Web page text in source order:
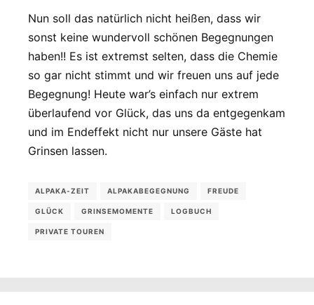
Nun soll das natürlich nicht heißen, dass wir
sonst keine wundervoll schönen Begegnungen
haben!! Es ist extremst selten, dass die Chemie
so gar nicht stimmt und wir freuen uns auf jede
Begegnung! Heute war’s einfach nur extrem
überlaufend vor Glück, das uns da entgegenkam
und im Endeffekt nicht nur unsere Gäste hat
Grinsen lassen.
ALPAKA-ZEIT ALPAKABEGEGNUNG FREUDE
GLÜCK GRINSEMOMENTE LOGBUCH
PRIVATE TOUREN